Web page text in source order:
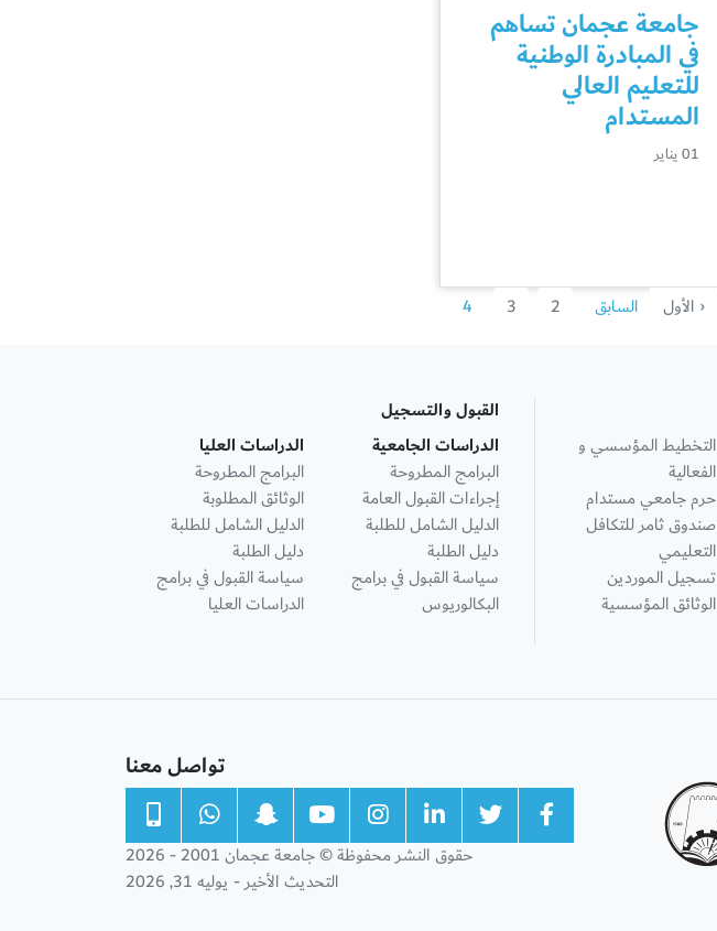
جامعة عجمان تساهم
في المبادرة الوطنية
للتعليم العالي
المستدام
01 يناير
‹ الأول السابق 2
3
4
التخطيط المؤسسي و
الفعالية
حرم جامعي مستدام
صندوق ثامر للتكافل
التعليمي
تسجيل الموردين
الوثائق المؤسسية
القبول والتسجيل
الدراسات الجامعية
البرامج المطروحة
إجراءات القبول العامة
الدليل الشامل للطلبة
دليل الطلبة
سياسة القبول في برامج
البكالوريوس
الدراسات العليا
البرامج المطروحة
الوثائق المطلوبة
الدليل الشامل للطلبة
دليل الطلبة
سياسة القبول في برامج
الدراسات العليا
تواصل معنا
حقوق النشر محفوظة © جامعة عجمان 2001 - 2026
التحديث الأخير - يوليه 31, 2026